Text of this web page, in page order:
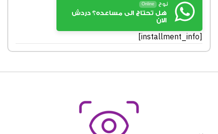
نوح Online
هل تحتاج الى مساعده؟ دردش
الان
[installment_info]